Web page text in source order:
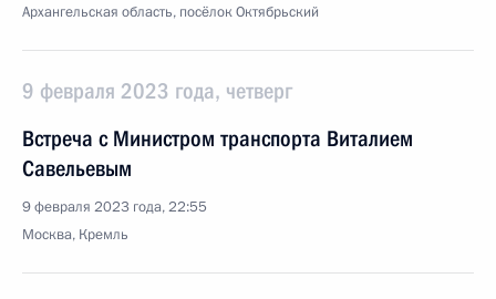
Архангельская область, посёлок Октябрьский
9 февраля 2023 года, четверг
Встреча с Министром транспорта Виталием
Савельевым
9 февраля 2023 года, 22:55
Москва, Кремль